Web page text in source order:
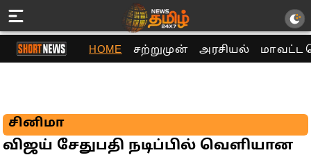
HOME சற்றுமுன் அரசியல் மாவட்ட
சினிமா
விஜய் சேதுபதி நடிப்பில் வெளியான